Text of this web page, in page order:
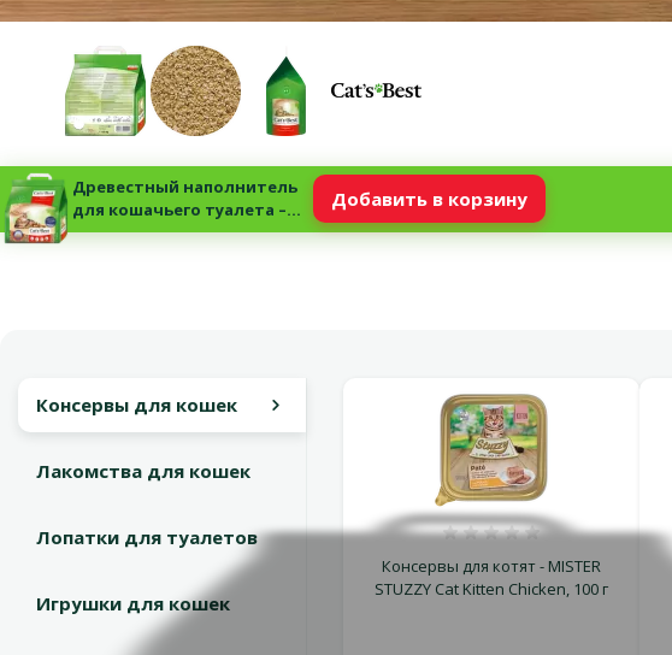
Древестный наполнитель
для кошачьего туалета –
Cat's Best Oko Plus, 4,3 кг
Добавить в корзину
Консервы для кошек
Лакомства для кошек
Лопатки для туалетов
Игрушки для кошек
Консервы для котят - MISTER
STUZZY Cat Kitten Chicken, 100 г
Оценка 0%